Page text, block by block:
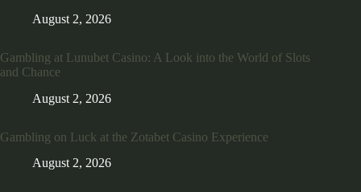
August 2, 2026
Gambling at Lunubet Casino: A Look into the World of Slots
and Chance
August 2, 2026
Gambling on Luck at the Zotabet Casino Experience
August 2, 2026